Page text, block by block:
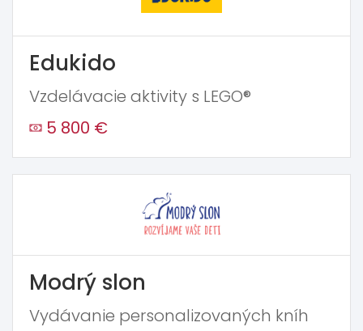
Edukido
Vzdelávacie aktivity s LEGO®
5 800 €
Modrý slon
Vydávanie personalizovaných kníh